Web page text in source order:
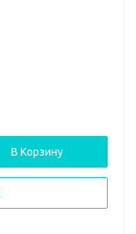
В Корзину